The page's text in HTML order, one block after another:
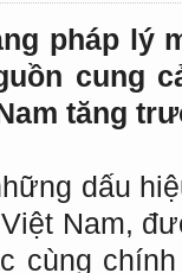
pháp lý
cung
tăng
dấu
Nam,
cùng